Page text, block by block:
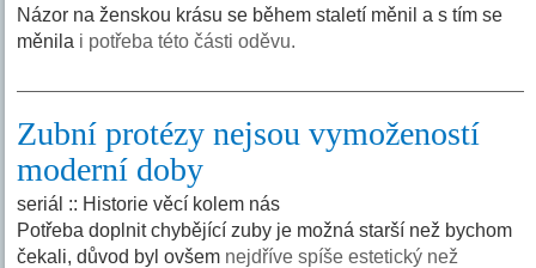
Názor na ženskou krásu se během staletí měnil a s tím se
měnila i potřeba této části oděvu.
Zubní protézy nejsou vymožeností
moderní doby
seriál :: Historie věcí kolem nás
Potřeba doplnit chybějící zuby je možná starší než bychom
čekali, důvod byl ovšem nejdříve spíše estetický než